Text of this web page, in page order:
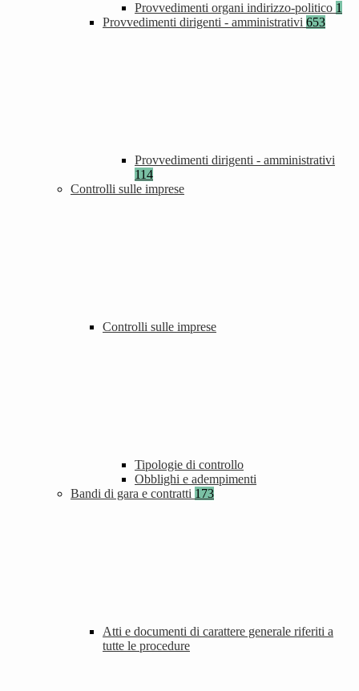
Provvedimenti organi indirizzo-politico 1
Provvedimenti dirigenti - amministrativi 653
Provvedimenti dirigenti - amministrativi
114
Controlli sulle imprese
Controlli sulle imprese
Tipologie di controllo
Obblighi e adempimenti
Bandi di gara e contratti 173
Atti e documenti di carattere generale riferiti a
tutte le procedure